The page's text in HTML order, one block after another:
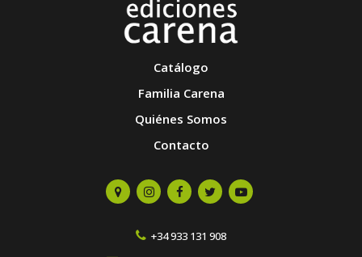
Catálogo
Familia Carena
Quiénes Somos
Contacto
+34 933 131 908